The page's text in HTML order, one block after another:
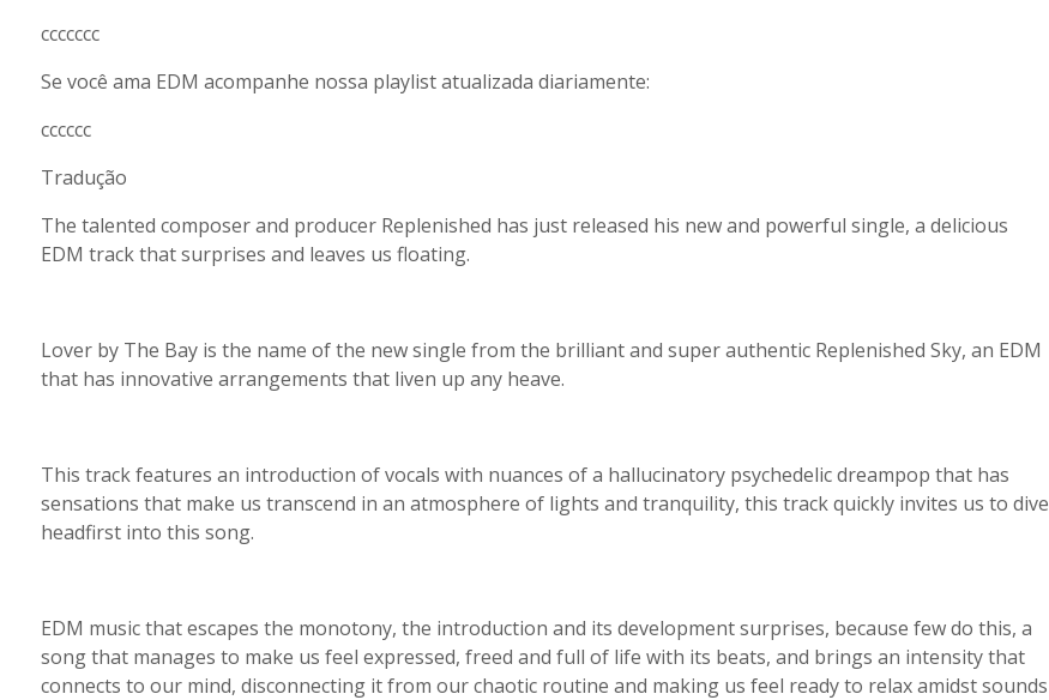
ccccccc
Se você ama EDM acompanhe nossa playlist atualizada diariamente:
cccccc
Tradução
The talented composer and producer Replenished has just released his new and powerful single, a delicious
EDM track that surprises and leaves us floating.
Lover by The Bay is the name of the new single from the brilliant and super authentic Replenished Sky, an EDM
that has innovative arrangements that liven up any heave.
This track features an introduction of vocals with nuances of a hallucinatory psychedelic dreampop that has
sensations that make us transcend in an atmosphere of lights and tranquility, this track quickly invites us to dive
headfirst into this song.
EDM music that escapes the monotony, the introduction and its development surprises, because few do this, a
song that manages to make us feel expressed, freed and full of life with its beats, and brings an intensity that
connects to our mind, disconnecting it from our chaotic routine and making us feel ready to relax amidst sounds